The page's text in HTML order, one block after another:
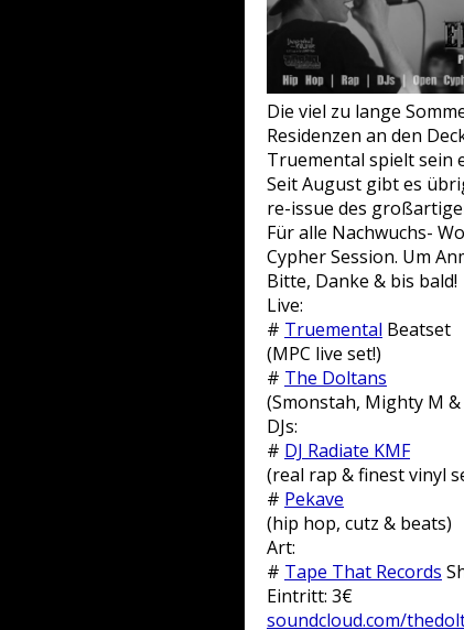
Die viel zu lange
Residenzen an den
Truemental spielt sein
Seit August gibt es
re-issue des
Für alle Nachwuchs-
Cypher Session. Um
Bitte, Danke & bis bald!
Live:
# Truemental Beatset
(MPC live set!)
# The Doltans
(Smonstah, Mighty M &
DJs:
# DJ Radiate KMF
(real rap & finest vinyl
# Pekave
(hip hop, cutz & beats)
Art:
# Tape That Records
Eintritt: 3€
soundcloud.com/